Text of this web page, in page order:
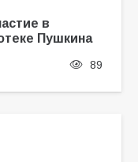
в
Пушкина
89